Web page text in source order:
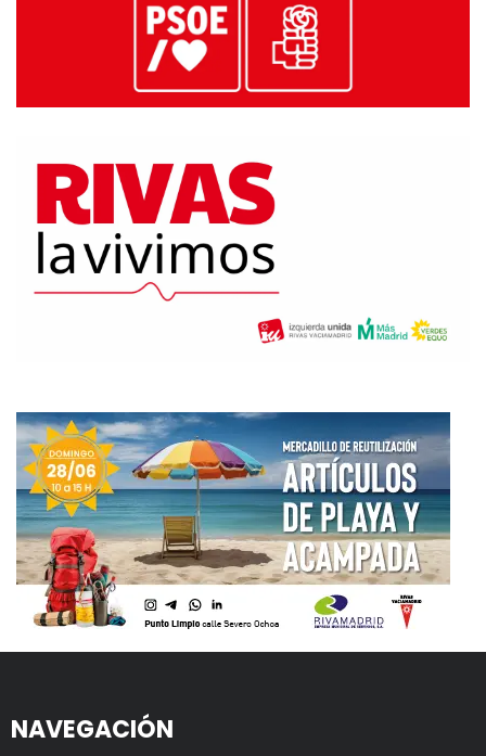
NAVEGACIÓN